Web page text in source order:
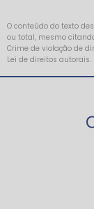
O conteúdo do texto
ou total, mesmo
Crime de violação de
Lei de direitos autorais.